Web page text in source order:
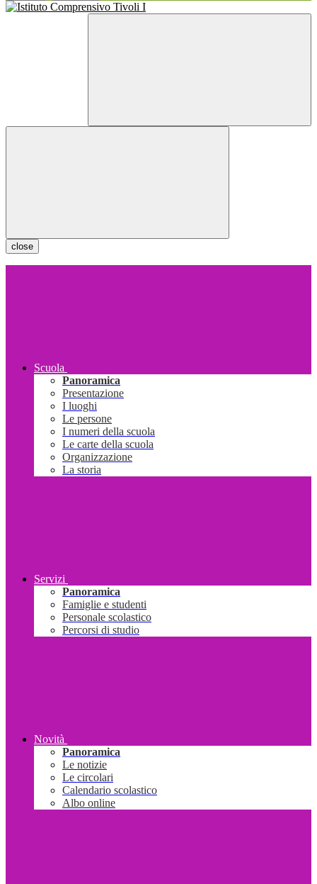
close
Scuola
Panoramica
Presentazione
I luoghi
Le persone
I numeri della scuola
Le carte della scuola
Organizzazione
La storia
Servizi
Panoramica
Famiglie e studenti
Personale scolastico
Percorsi di studio
Novità
Panoramica
Le notizie
Le circolari
Calendario scolastico
Albo online